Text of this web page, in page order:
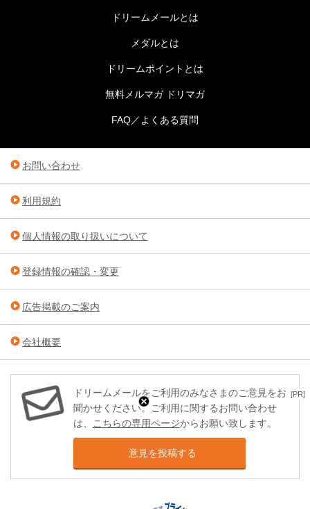
[PR]
ドリームメールとは
メダルとは
ドリームポイントとは
無料メルマガ ドリマガ
FAQ／よくある質問
お問い合わせ
利用規約
個人情報の取り扱いについて
登録情報の確認・変更
広告掲載のご案内
会社概要
ドリームメールをご利用のみなさまのご意見をお
聞かせください。ご利用に関するお問い合わせ
は、
こちらの専用ページからお願い致します。
意見を投稿する